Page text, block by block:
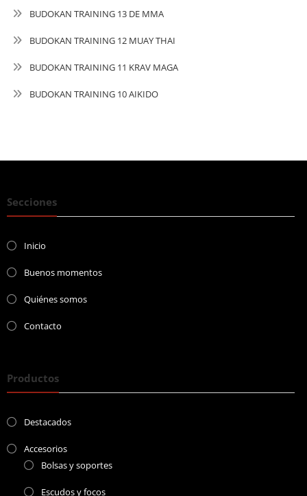
BUDOKAN TRAINING 13 DE MMA
BUDOKAN TRAINING 12 MUAY THAI
BUDOKAN TRAINING 11 KRAV MAGA
BUDOKAN TRAINING 10 AIKIDO
Secciones
Inicio
Buenos momentos
Quiénes somos
Contacto
Productos
Destacados
Accesorios
Bolsas y soportes
Escudos y focos